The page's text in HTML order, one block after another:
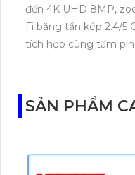
đến 4K UHD 8MP,
Fi băng tần kép 2.4/5
tích hợp cùng tấm pin
SẢN PHẨM